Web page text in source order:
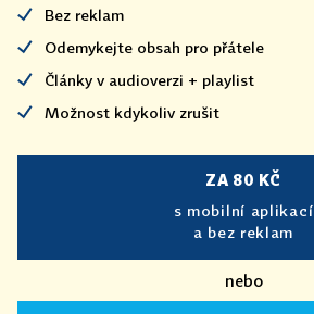
Bez reklam
Odemykejte obsah pro přátele
Články v audioverzi + playlist
Možnost kdykoliv zrušit
ZA 80 KČ
s mobilní aplikací
a bez reklam
nebo